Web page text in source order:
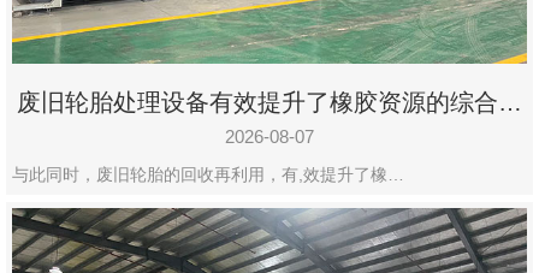
市
九
设
有
限
废旧轮胎处理设备有效提升了橡胶资源的综合利
用率
2026-08-07
与此同时，废旧轮胎的回收再利用，有,效提升了橡…